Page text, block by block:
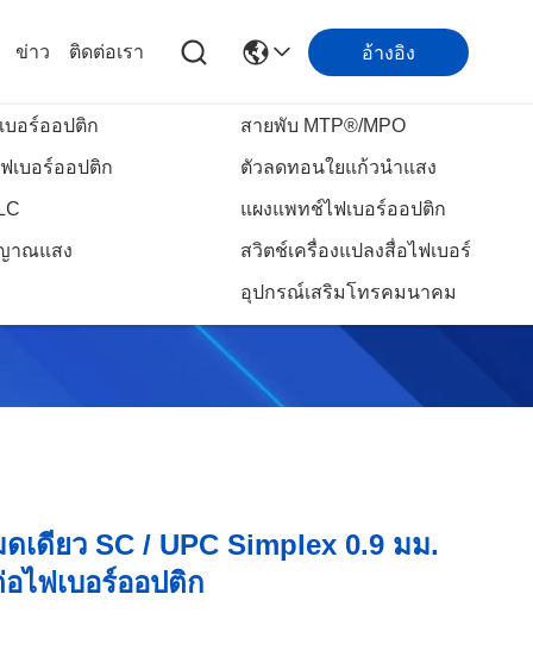
บอร์ออปติก สายพับ MTP®/MPO
เบอร์ออปติก ตัวลดทอนใยแก้วนำแสง
แผงแพทช์ไฟเบอร์ออปติก
าณแสง สวิตช์เครื่องแปลงสื่อไฟเบอร์
อุปกรณ์เสริมโทรคมนาคม
ข่าว ติดต่อเรา อ้างอิง
เดียว SC / UPC Simplex 0.9 มม.
ไฟเบอร์ออปติก